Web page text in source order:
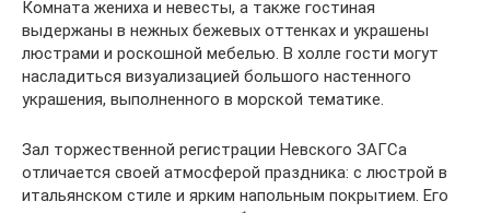
Комната жениха и невесты, а также гостиная
выдержаны в нежных бежевых оттенках и украшены
люстрами и роскошной мебелью. В холле гости могут
насладиться визуализацией большого настенного
украшения, выполненного в морской тематике.
Зал торжественной регистрации Невского ЗАГСа
отличается своей атмосферой праздника: с люстрой в
итальянском стиле и ярким напольным покрытием. Его